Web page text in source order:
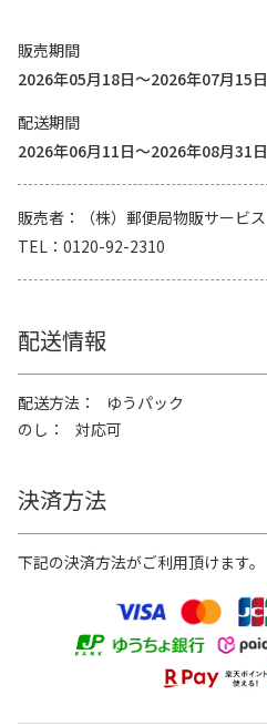
販売期間
2026年05月18日～2026年07月15日
配送期間
2026年06月11日～2026年08月31日
販売者
（株）郵便局物販サービス
TEL
0120-92-2310
配送情報
配送方法
ゆうパック
のし
対応可
決済方法
下記の決済方法がご利用頂けます。